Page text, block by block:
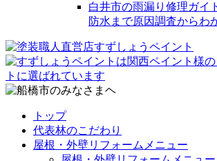
白井市の雨漏り修理ガイ
防水まで原因調査からわ
トップ
代表林のこだわり
屋根・外壁リフォームメニュー